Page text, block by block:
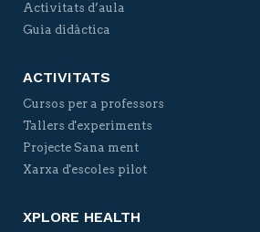
Activitats d’aula
Guia didàctica
ACTIVITATS
Cursos per a professors
Tallers d'experiments
Projecte Sana ment
Xarxa d'escoles pilot
XPLORE HEALTH